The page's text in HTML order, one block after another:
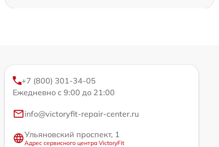
+7 (800) 301-34-05
Ежедневно с 9:00 до 21:00
info@victoryfit-repair-center.ru
Ульяновский проспект, 1
Адрес сервисного центра VictoryFit